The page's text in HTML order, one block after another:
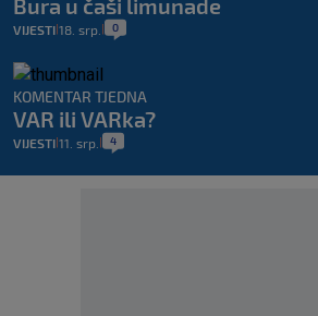
Bura u čaši limunade
VIJESTI 18. srp. 0
KOMENTAR TJEDNA
VAR ili VARka?
VIJESTI 11. srp. 4